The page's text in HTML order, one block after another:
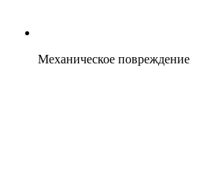
Механическое повреждение